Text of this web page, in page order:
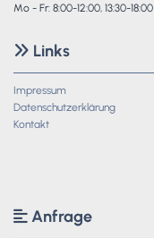
Mo - Fr: 8:00-12:00, 13:30-18:00
 Links
Impressum
Datenschutzerklärung
Kontakt
 Anfrage